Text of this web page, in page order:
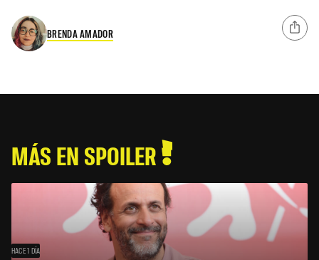
BRENDA AMADOR
MÁS EN SPOILER
HACE 1 DÍA